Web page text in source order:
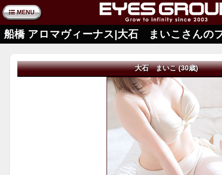
MENU
船橋 アロマヴィーナス|大石 まいこさんの
大石 まいこ (30歳)